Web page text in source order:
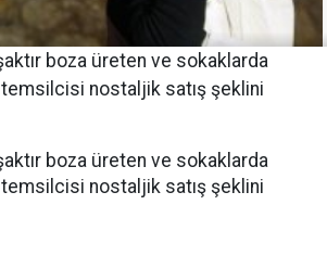
boza üreten ve sokaklarda
nostaljik satış şeklini
boza üreten ve sokaklarda
nostaljik satış şeklini